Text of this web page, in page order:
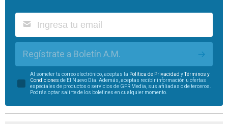
Regístrate a Boletín A.M.
Al someter tu correo electrónico, aceptas la Política de Privacidad yTérminos y
Condiciones de El Nuevo Día. Además, aceptas recibir información u ofertas
especiales de productos o servicios de GFR Media, sus afiliadas o de terceros.
Podrás optar salirte de los boletines en cualquier momento.